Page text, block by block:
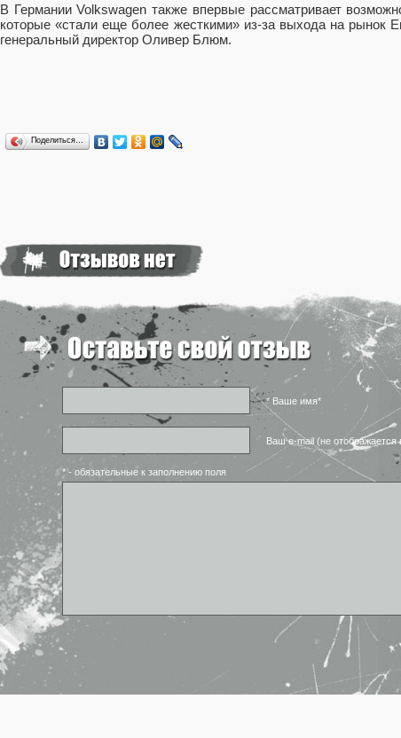
В Германии Volkswagen также впервые рассматривает
которые «стали еще более жесткими» из-за выхода на рынок
генеральный директор Оливер Блюм.
Поделиться…
* Ваше имя*
Ваш e-mail (не отображается
* - обязательные к заполнению поля